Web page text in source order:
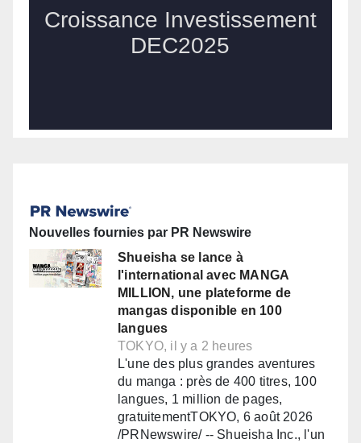
Nouvelles fournies par PR Newswire
Shueisha se lance à
l'international avec MANGA
MILLION, une plateforme de
mangas disponible en 100
langues
TOKYO, il y a 2 heures
L'une des plus grandes aventures
du manga : près de 400 titres, 100
langues, 1 million de pages,
gratuitementTOKYO, 6 août 2026
/PRNewswire/ -- Shueisha Inc., l'un